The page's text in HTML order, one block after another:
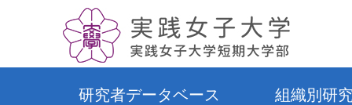
研究者データベース 組織別研